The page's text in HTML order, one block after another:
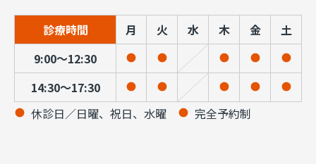
診療時間 月 火 水 木 金
土
9:00～12:30
14:30～17:30
休診日／日曜、祝日、水曜
完全予約制